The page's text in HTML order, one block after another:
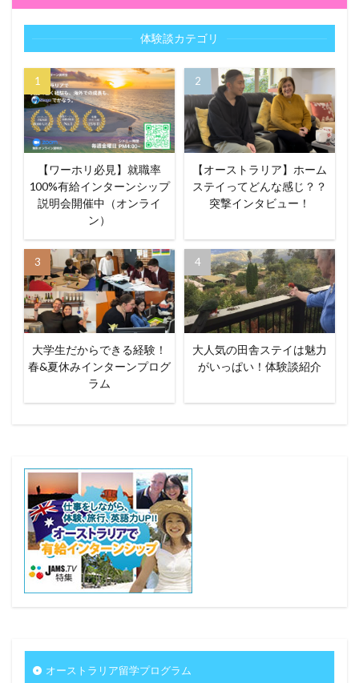
体験談カテゴリ
【ワーホリ必見】就職率
100%有給インターンシップ
説明会開催中（オンライ
ン）
【オーストラリア】ホーム
ステイってどんな感じ？？
突撃インタビュー！
大学生だからできる経験！
春&夏休みインターンプログ
ラム
大人気の田舎ステイは魅力
がいっぱい！体験談紹介
オーストラリア留学プログラム